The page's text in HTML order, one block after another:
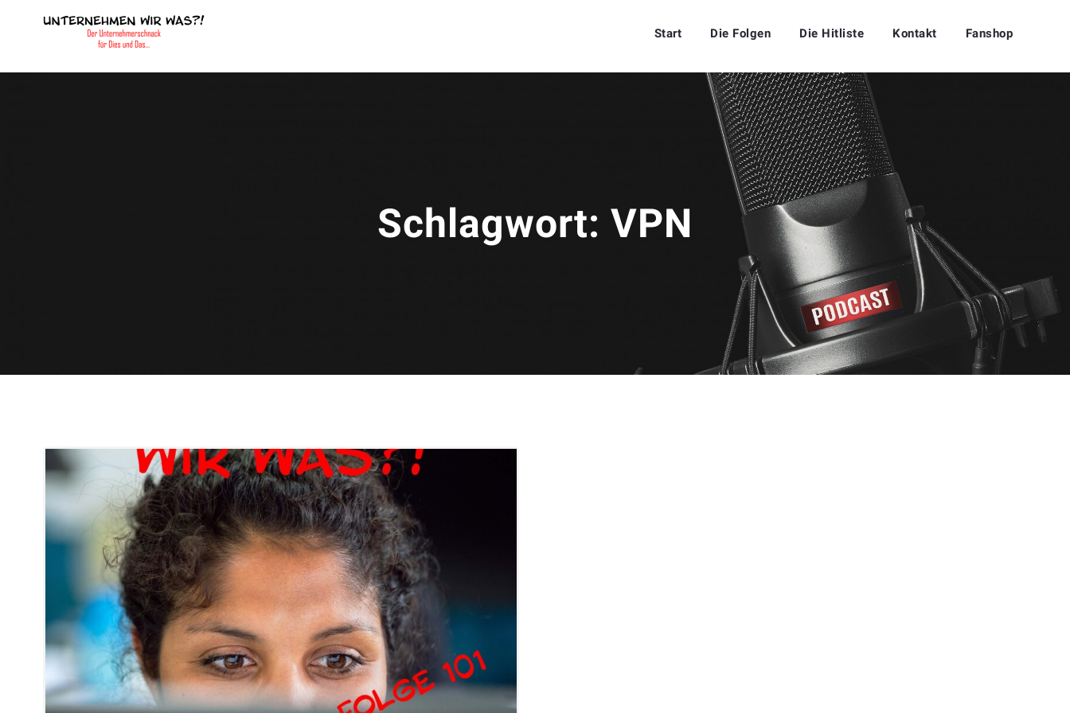
Start Die Folgen Die Hitliste Kontakt Fanshop
Schlagwort: VPN